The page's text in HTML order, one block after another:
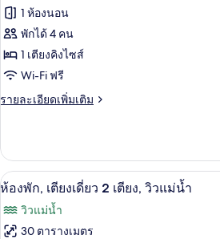
เตียง,
วิว
ภูเขา
ของ
ห้อง
พัก,
เตียง
คิง
1
เตียง,
วิว
แม่น้ำ
1 ห้องนอน
พักได้ 4 คน
1 เตียงคิงไซส์
Wi-Fi ฟรี
รายละเอียดเพิ่มเติม
ราย
เกี่ยว
กับ
ห้อง
เตียง
คิง
เปิด
ภาพถ่าย
ทั้งหมด
เครื่องน
3
ห้องพัก, เตียงเดี่ยว 2 เตียง, วิวแม่น้ำ
วิวแม่น้ำ
30 ตารางเมตร